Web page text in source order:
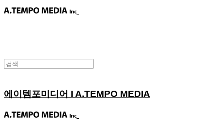
에이템포미디어 I A.TEMPO MEDIA